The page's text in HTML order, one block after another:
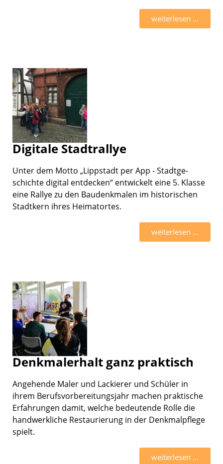
weiter­le­sen …
Digitale Stadtrallye
Unter dem Motto „Lippstadt per App - Stadt­ge­
schichte digital entde­cken“ entwi­ckelt eine 5. Klasse
eine Rallye zu den Baudenk­ma­len im histo­ri­schen
Stadt­kern ihres Heimat­or­tes.
weiter­le­sen …
Denkmalerhalt ganz praktisch
Angehende Maler und Lackie­rer und Schüler in
ihrem Berufs­vor­be­rei­tungs­jahr machen prakti­sche
Erfah­run­gen damit, welche bedeu­tende Rolle die
handwerk­li­che Restau­rie­rung in der Denkmal­pflege
spielt.
weiter­le­sen …